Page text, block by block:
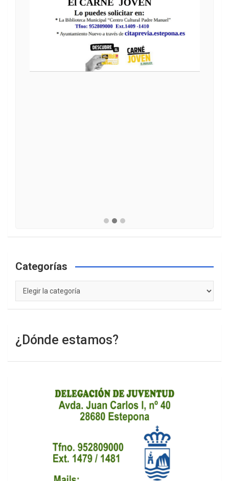
Categorías
Categorías
¿Dónde estamos?